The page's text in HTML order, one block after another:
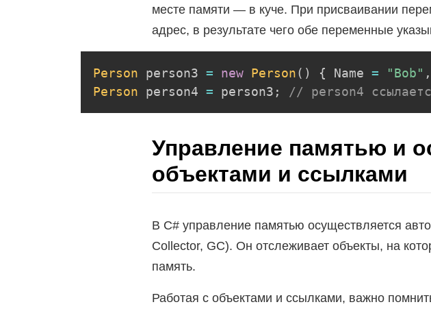
месте памяти — в куче. При присваивании
адрес, в результате чего обе переменные
Person person3 = new Person( ) { Name = "Bob" ,
Person person4 = person3 ; // person4
Управление памятью и
объектами и ссылками
В C# управление памятью осуществляется
Collector, GC). Он отслеживает объекты, на
память.
Работая с объектами и ссылками, важно